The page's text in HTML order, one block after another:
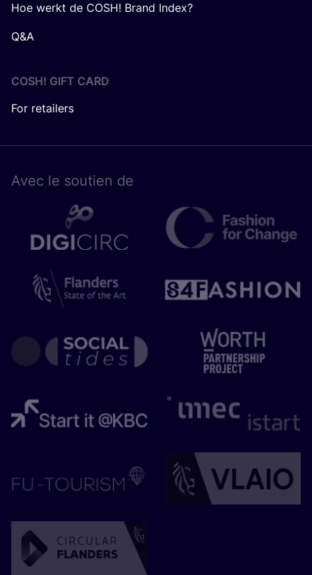
Hoe werkt de COSH! Brand Index?
Q&A
COSH! GIFT CARD
For retailers
Avec le sou­tien de